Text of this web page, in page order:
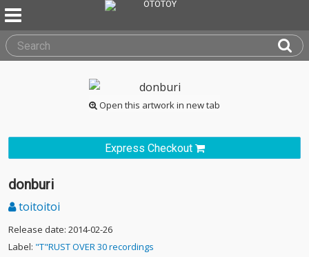
Open this artwork in new tab
Express Checkout
donburi
toitoitoi
Release date: 2014-02-26
Label: "T"RUST OVER 30 recordings